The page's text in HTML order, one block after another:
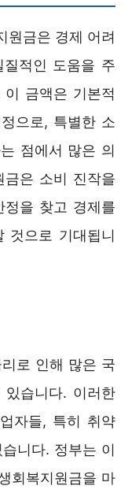
원금은 경제 어려
적인 도움을 주
금액은 기본적
으로, 특별한 소
점에서 많은 의
금은 소비 진작을
정을 찾고 경제를
것으로 기대됩니
로 인해 많은 국
습니다. 이러한
자들, 특히 취약
니다. 정부는 이
회복지원금을 마